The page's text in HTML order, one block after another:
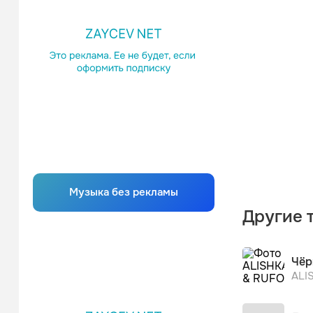
Музыка без рекламы
Другие